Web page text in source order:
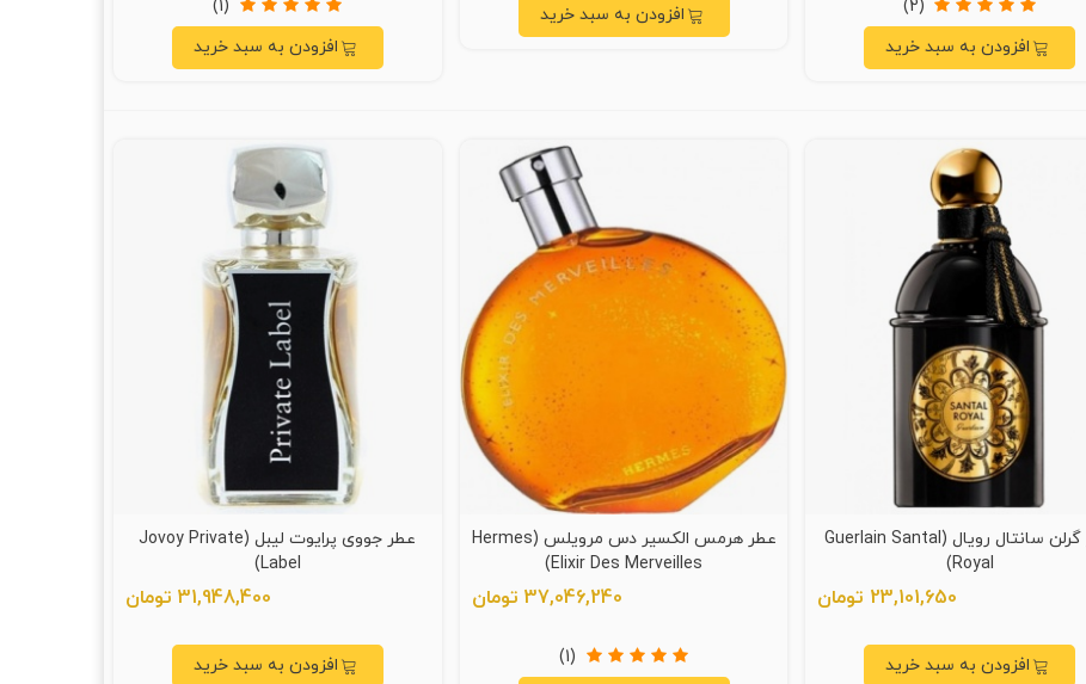
(2)
افزودن به سبد خرید
افزودن به سبد خرید
(1)
افزودن به سبد خرید
عطر گرلن سانتال رویال (Guerlain Santal
Royal)
23,101,650 تومان
افزودن به سبد خرید
عطر هرمس الکسیر دس مرویلس (Hermes
Elixir Des Merveilles)
37,046,240 تومان
(1)
عطر جووی پرایوت لیبل (Jovoy Private
Label)
31,948,400 تومان
افزودن به سبد خرید